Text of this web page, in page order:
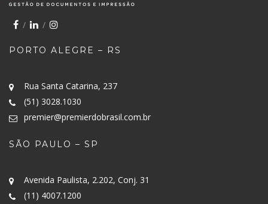
PORTO ALEGRE – RS
Rua Santa Catarina, 237
(51) 3028.1030
premier@premierdobrasil.com.br
SÃO PAULO – SP
Avenida Paulista, 2.202, Conj. 31
(11) 4007.1200